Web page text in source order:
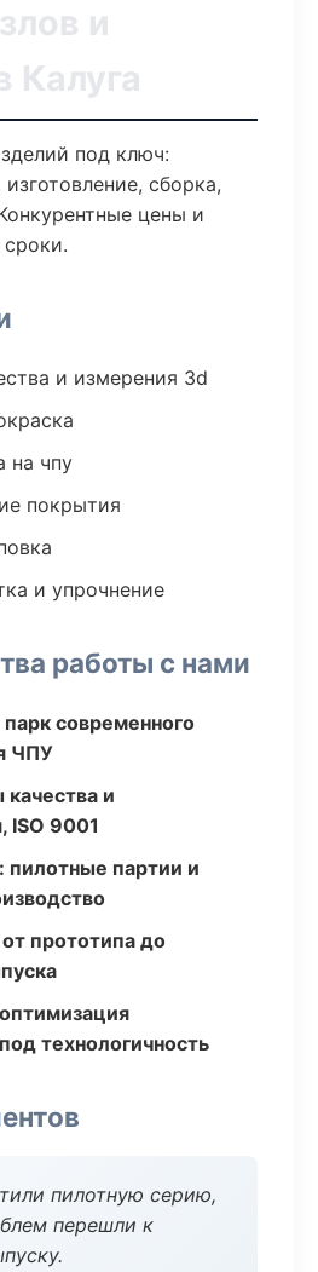
и
Калуга
под ключ:
сборка,
цены и
и измерения 3d
на чпу
покрытия
и упрочнение
работы с нами
современного
ЧПУ
и
ISO 9001
пилотные партии и
прототипа до
технологичность
пилотную серию,
перешли к